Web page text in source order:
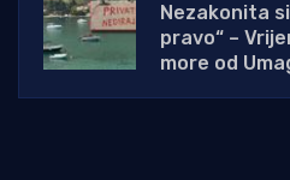
Nezakonita
pravo“ –
more od